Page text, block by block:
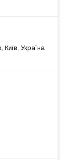
Київ, Україна